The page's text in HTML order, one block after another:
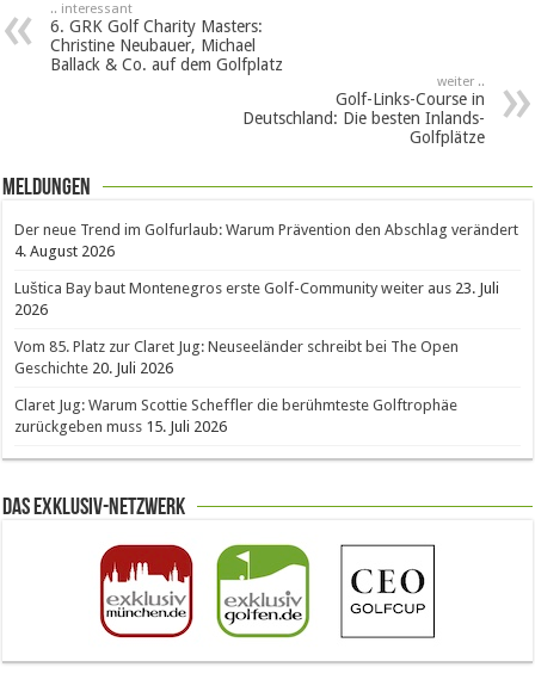
.. interessant
6. GRK Golf Charity Masters:
Christine Neubauer, Michael
Ballack & Co. auf dem Golfplatz
weiter ..
Golf-Links-Course in
Deutschland: Die besten Inlands-
Golfplätze
Meldungen
Der neue Trend im Golfurlaub: Warum Prävention den Abschlag verändert
4. August 2026
Luštica Bay baut Montenegros erste Golf-Community weiter aus 23. Juli
2026
Vom 85. Platz zur Claret Jug: Neuseeländer schreibt bei The Open
Geschichte 20. Juli 2026
Claret Jug: Warum Scottie Scheffler die berühmteste Golftrophäe
zurückgeben muss 15. Juli 2026
Das Exklusiv-Netzwerk